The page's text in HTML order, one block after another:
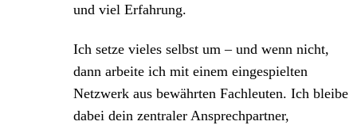
und viel Erfahrung.
Ich setze vieles selbst um – und wenn nicht,
dann arbeite ich mit einem eingespielten
Netzwerk aus bewährten Fachleuten. Ich bleibe
dabei dein zentraler Ansprechpartner,